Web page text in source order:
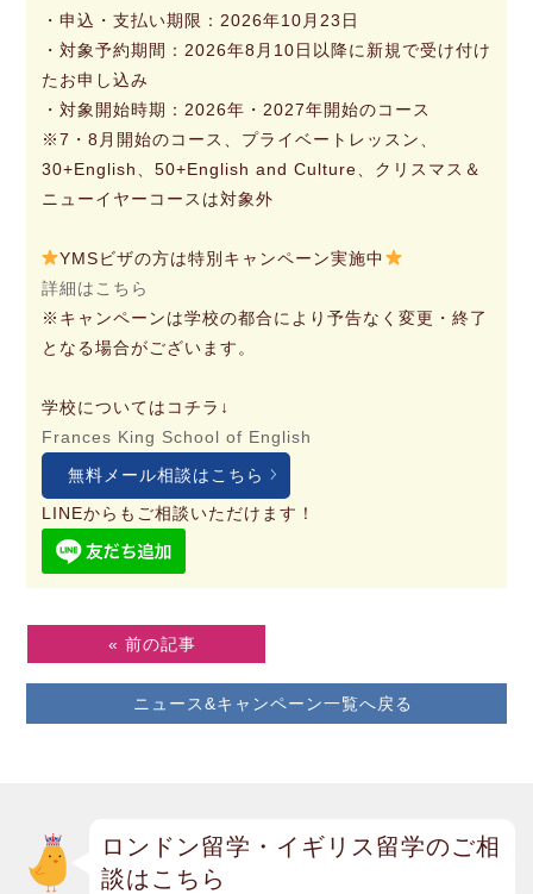
・申込・支払い期限：2026年10月23日
・対象予約期間：2026年8月10日以降に新規で受け付け
たお申し込み
・対象開始時期：2026年・2027年開始のコース
※7・8月開始のコース、プライベートレッスン、
30+English、50+English and Culture、クリスマス＆
ニューイヤーコースは対象外
YMSビザの方は特別キャンペーン実施中
詳細はこちら
※キャンペーンは学校の都合により予告なく変更・終了
となる場合がございます。
学校についてはコチラ↓
Frances King School of English
無料メール相談はこちら
LINEからもご相談いただけます！
« 前の記事
ニュース&キャンペーン一覧へ戻る
ロンドン留学・イギリス留学のご相
談はこちら